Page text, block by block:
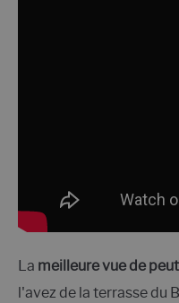
La meilleure vue de
l'avez de la terrasse du